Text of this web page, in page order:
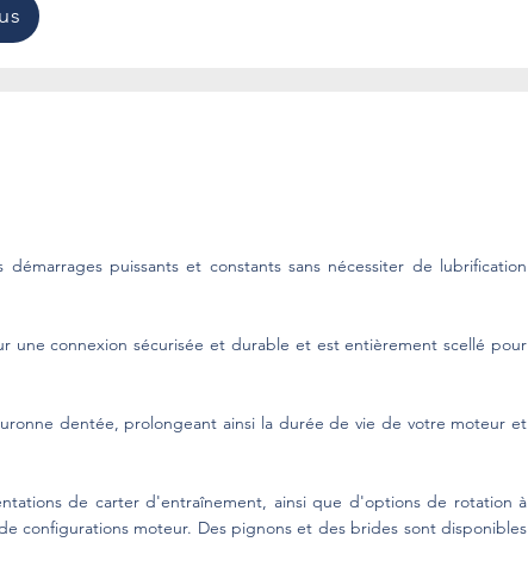
puissants et constants sans nécessiter de lubrification
connexion sécurisée et durable et est entièrement scellé pour
dentée, prolongeant ainsi la durée de vie de votre moteur et
de carter d'entraînement, ainsi que d'options de rotation à
configurations moteur. Des pignons et des brides sont disponibles